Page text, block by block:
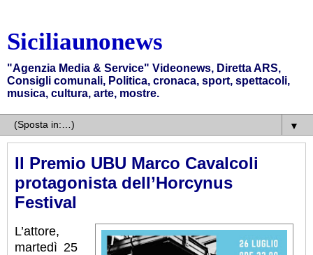
Siciliaunonews
"Agenzia Media & Service" Videonews, Diretta ARS,
Consigli comunali, Politica, cronaca, sport, spettacoli,
musica, cultura, arte, mostre.
▼
Il Premio UBU Marco Cavalcoli
protagonista dell’Horcynus
Festival
L’attore,
martedì 25